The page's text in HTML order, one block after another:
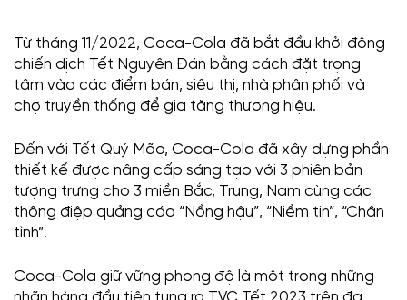
Từ tháng 11/2022, Coca-Cola đã bắt đầu khởi động
chiến dịch Tết Nguyên Đán bằng cách đặt trọng
tâm vào các điểm bán, siêu thị, nhà phân phối và
chợ truyền thống để gia tăng thương hiệu.
Đến với Tết Quý Mão, Coca-Cola đã xây dựng phần
thiết kế được nâng cấp sáng tạo với 3 phiên bản
tượng trưng cho 3 miền Bắc, Trung, Nam cùng các
thông điệp quảng cáo “Nồng hậu”, “Niềm tin”, “Chân
tình”.
Coca-Cola giữ vững phong độ là một trong những